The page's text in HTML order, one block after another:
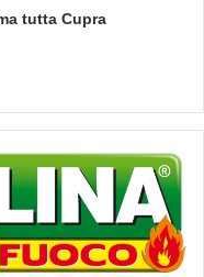
tutta Cupra